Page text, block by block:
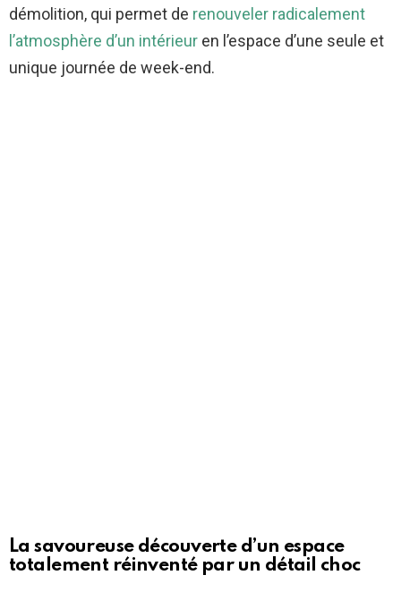
démolition, qui permet de renouveler radicalement
l’atmosphère d’un intérieur en l’espace d’une seule et
unique journée de week-end.
La savoureuse découverte d’un espace
totalement réinventé par un détail choc